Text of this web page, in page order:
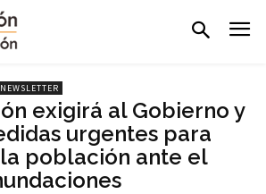
NEWSLETTER
exigirá al Gobierno y
urgentes para
población ante el